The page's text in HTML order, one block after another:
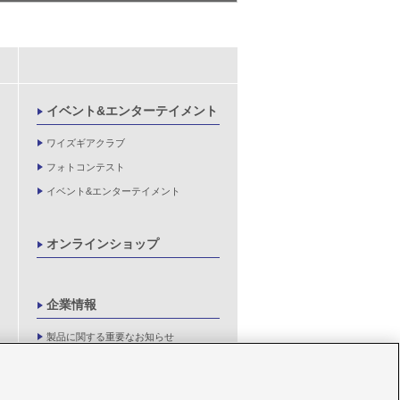
イベント&エンターテイメント
ワイズギアクラブ
フォトコンテスト
イベント&エンターテイメント
オンラインショップ
企業情報
製品に関する重要なお知らせ